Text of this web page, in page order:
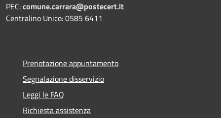
PEC:comune.carrara@postecert.it
Centralino Unico: 0585 6411
Prenotazione appuntamento
Segnalazione disservizio
Leggi le FAQ
Richiesta assistenza